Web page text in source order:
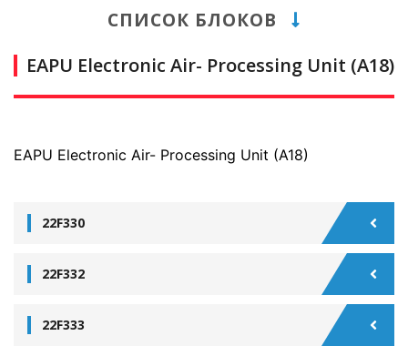
СПИСОК БЛОКОВ
EAPU Electronic Air- Processing Unit (A18)
EAPU Electronic Air- Processing Unit (A18)
22F330
22F332
22F333